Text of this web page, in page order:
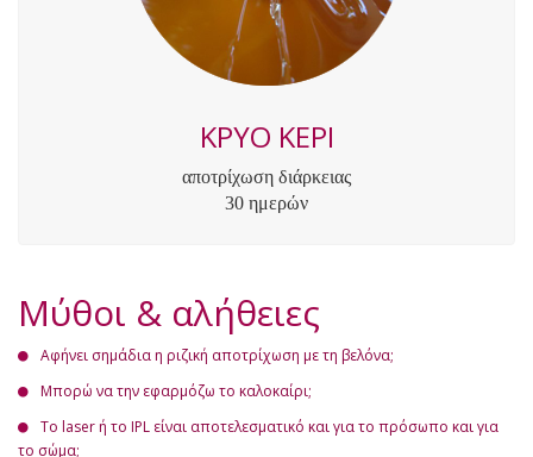
ΚΡΥΟ ΚΕΡΙ
αποτρίχωση διάρκειας
30 ημερών
Μύθοι & αλήθειες
Αφήνει σημάδια η ριζική αποτρίχωση με τη βελόνα;
Μπορώ να την εφαρμόζω το καλοκαίρι;
Το laser ή το IPL είναι αποτελεσματικό και για το πρόσωπο και για
το σώμα;